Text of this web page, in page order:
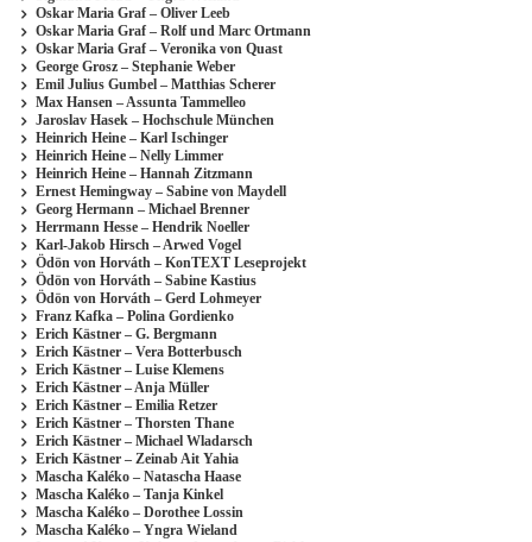
Oskar Maria Graf – Oliver Leeb
Oskar Maria Graf – Rolf und Marc Ortmann
Oskar Maria Graf – Veronika von Quast
George Grosz – Stephanie Weber
Emil Julius Gumbel – Matthias Scherer
Max Hansen – Assunta Tammelleo
Jaroslav Hasek – Hochschule München
Heinrich Heine – Karl Ischinger
Heinrich Heine – Nelly Limmer
Heinrich Heine – Hannah Zitzmann
Ernest Hemingway – Sabine von Maydell
Georg Hermann – Michael Brenner
Herrmann Hesse – Hendrik Noeller
Karl-Jakob Hirsch – Arwed Vogel
Ödön von Horváth – KonTEXT Leseprojekt
Ödön von Horváth – Sabine Kastius
Ödön von Horváth – Gerd Lohmeyer
Franz Kafka – Polina Gordienko
Erich Kästner – G. Bergmann
Erich Kästner – Vera Botterbusch
Erich Kästner – Luise Klemens
Erich Kästner – Anja Müller
Erich Kästner – Emilia Retzer
Erich Kästner – Thorsten Thane
Erich Kästner – Michael Wladarsch
Erich Kästner – Zeinab Ait Yahia
Mascha Kaléko – Natascha Haase
Mascha Kaléko – Tanja Kinkel
Mascha Kaléko – Dorothee Lossin
Mascha Kaléko – Yngra Wieland